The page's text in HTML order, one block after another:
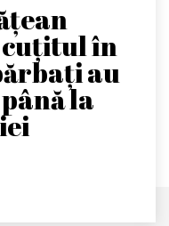
cuțitul în
au
la